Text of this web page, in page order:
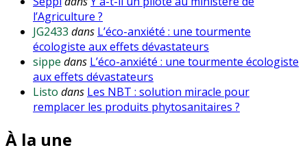
l’Agriculture ?
JG2433 dans L’éco-anxiété : une tourmente
écologiste aux effets dévastateurs
sippe dans L’éco-anxiété : une tourmente écologiste
aux effets dévastateurs
Listo dans Les NBT : solution miracle pour
remplacer les produits phytosanitaires ?
À la une